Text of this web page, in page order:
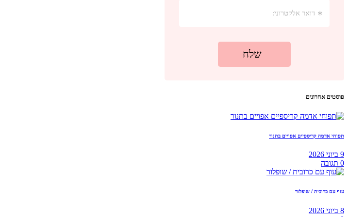
פוסטים אחרונים
תפוחי אדמה קריספיים אפויים בתנור
9 ביוני 2026
0 תגובה
עוף עם כרובית / שופלור
8 ביוני 2026